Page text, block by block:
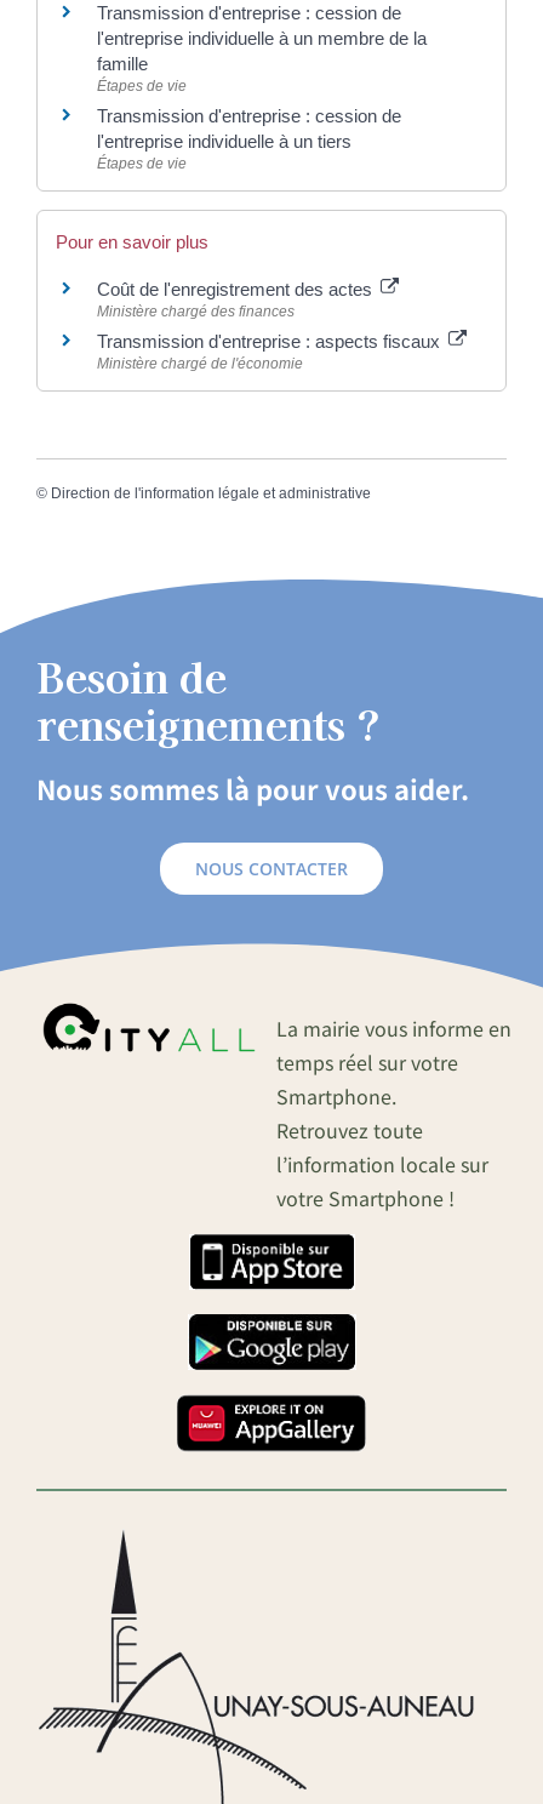
Transmission d'entreprise : cession de
l'entreprise individuelle à un membre de la
famille
Étapes de vie
Transmission d'entreprise : cession de
l'entreprise individuelle à un tiers
Étapes de vie
Pour en savoir plus
Coût de l'enregistrement des actes
Ministère chargé des finances
Transmission d'entreprise : aspects fiscaux
Ministère chargé de l'économie
© Direction de l'information légale et administrative
Besoin de
renseignements ?
Nous sommes là pour vous aider.
NOUS CONTACTER
La mairie vous informe en
temps réel sur votre
Smartphone.
Retrouvez toute
l’information locale sur
votre Smartphone !